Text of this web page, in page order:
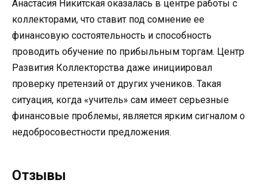
Анастасия Никитская оказалась в центре работы с
коллекторами, что ставит под сомнение ее
финансовую состоятельность и способность
проводить обучение по прибыльным торгам. Центр
Развития Коллекторства даже инициировал
проверку претензий от других учеников. Такая
ситуация, когда «учитель» сам имеет серьезные
финансовые проблемы, является ярким сигналом о
недобросовестности предложения.
Отзывы